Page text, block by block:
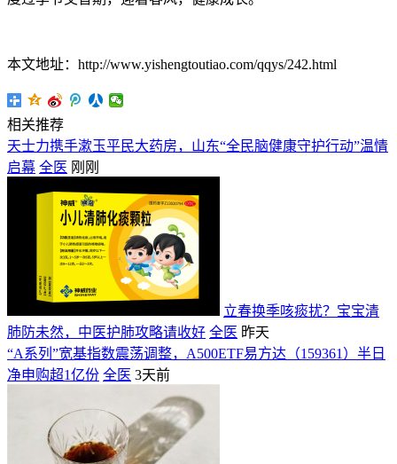
本文地址：http://www.yishengtoutiao.com/qqys/242.html
相关推荐
天士力携手漱玉平民大药房，山东“全民脑健康守护行动”温情
启幕 全医 刚刚
立春换季咳痰扰？宝宝清
肺防未然，中医护肺攻略请收好 全医 昨天
“A系列”宽基指数震荡调整，A500ETF易方达（159361）半日
净申购超1亿份 全医 3天前